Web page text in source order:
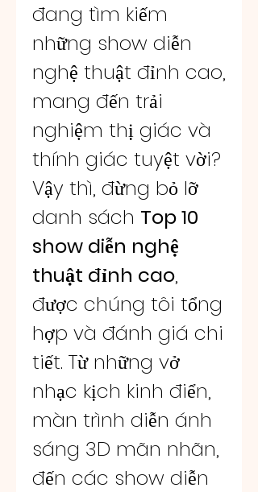
đang tìm kiếm
những show diễn
nghệ thuật đỉnh cao,
mang đến trải
nghiệm thị giác và
thính giác tuyệt vời?
Vậy thì, đừng bỏ lỡ
danh sách Top 10
show diễn nghệ
thuật đỉnh cao,
được chúng tôi tổng
hợp và đánh giá chi
tiết. Từ những vở
nhạc kịch kinh điển,
màn trình diễn ánh
sáng 3D mãn nhãn,
đến các show diễn